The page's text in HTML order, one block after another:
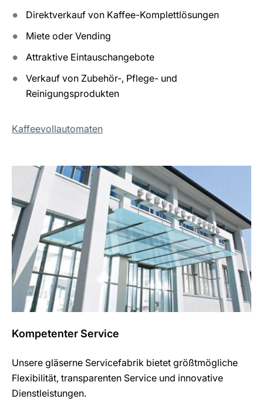
Direktverkauf von Kaffee-Komplettlösungen
Miete oder Vending
Attraktive Eintauschangebote
Verkauf von Zubehör-, Pflege- und
Reinigungsprodukten
Kaffeevollautomaten
Kompetenter Service
Unsere gläserne Servicefabrik bietet größtmögliche
Flexibilität, transparenten Service und innovative
Dienstleistungen.